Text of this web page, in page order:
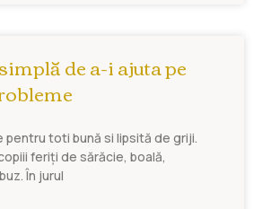
de a-i ajuta pe
pentru toti bună si lipsită de griji.
feriți de sărăcie, boală,
În jurul